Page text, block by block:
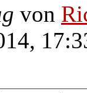
von